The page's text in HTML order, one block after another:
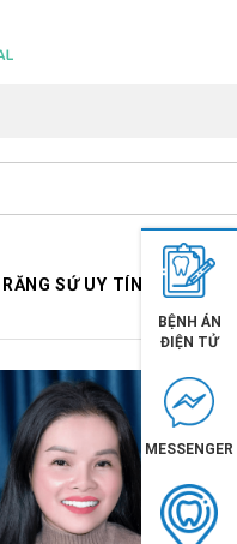
SỨ UY TÍN
BỆNH ÁN
ĐIỆN TỬ
MESSENGER